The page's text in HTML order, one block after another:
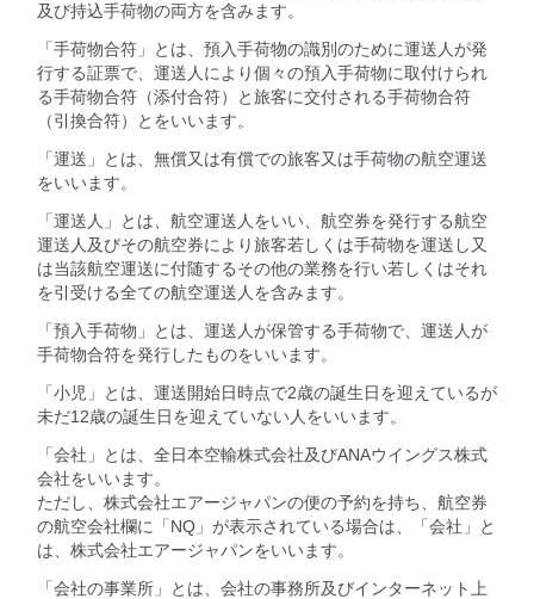
及び持込手荷物の両方を含みます。
「手荷物合符」とは、預入手荷物の識別のために運送人が発
行する証票で、運送人により個々の預入手荷物に取付けられ
る手荷物合符（添付合符）と旅客に交付される手荷物合符
（引換合符）とをいいます。
「運送」とは、無償又は有償での旅客又は手荷物の航空運送
をいいます。
「運送人」とは、航空運送人をいい、航空券を発行する航空
運送人及びその航空券により旅客若しくは手荷物を運送し又
は当該航空運送に付随するその他の業務を行い若しくはそれ
を引受ける全ての航空運送人を含みます。
「預入手荷物」とは、運送人が保管する手荷物で、運送人が
手荷物合符を発行したものをいいます。
「小児」とは、運送開始日時点で2歳の誕生日を迎えているが
未だ12歳の誕生日を迎えていない人をいいます。
「会社」とは、全日本空輸株式会社及びANAウイングス株式
会社をいいます。
ただし、株式会社エアージャパンの便の予約を持ち、航空券
の航空会社欄に「NQ」が表示されている場合は、「会社」と
は、株式会社エアージャパンをいいます。
「会社の事業所」とは、会社の事務所及びインターネット上